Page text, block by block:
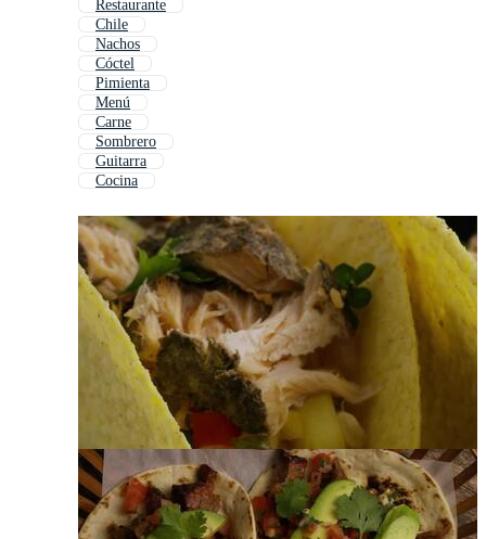
Restaurante
Chile
Nachos
Cóctel
Pimienta
Menú
Carne
Sombrero
Guitarra
Cocina